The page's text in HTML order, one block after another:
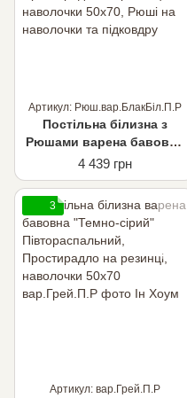
Артикул: Рюш.вар.БлакБіл.П.Р
Постільна білизна з
Рюшами варена бавовна
"Поєднання блакитний та
Білий" Півтораспальний,
Простирадло на резинці,
наволочки 50х70, Рюші на
наволочки та підковдру
4 439 грн
3
Артикул: вар.Грей.П.Р